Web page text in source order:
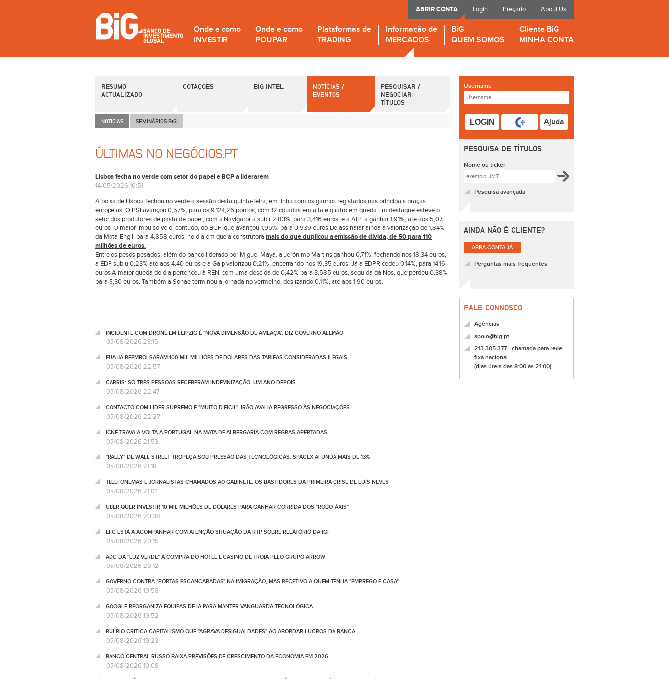
Login Preçário About Us
ABRIR CONTA
Onde e como
INVESTIR
Onde e como
POUPAR
Plataformas de
TRADING
Informação de
MERCADOS
BiG
QUEM SOMOS
Cliente BiG
MINHA CONTA
RESUMO
ACTUALIZADO
COTAÇÕES BIG INTEL
NOTÍCIAS /
EVENTOS
PESQUISAR /
NEGOCIAR
TÍTULOS
NOTICIAS SEMINÁRIOS BiG
ÚLTIMAS NO NEGÓCIOS.PT
Lisboa fecha no verde com setor do papel e BCP a liderarem
14/05/2026 16:51
A bolsa de Lisboa fechou no verde a sessão desta quinta-feira, em linha com os ganhos registados nas principais praças
europeias. O PSI avançou 0,57%, para os 9.124,26 pontos, com 12 cotadas em alta e quatro em queda.Em destaque esteve o
setor dos produtores de pasta de papel, com a Navigator a subir 2,83%, para 3,416 euros, e a Altri a ganhar 1,91%, até aos 5,07
euros. O maior impulso veio, contudo, do BCP, que avançou 1,95%, para 0,939 euros.De assinalar ainda a valorização de 1,84%
da Mota-Engil, para 4,858 euros, no dia em que a construtora mais do que duplicou a emissão de dívida, de 50 para 110
milhões de euros.
Entre os pesos pesados, além do banco liderado por Miguel Maya, a Jerónimo Martins ganhou 0,71%, fechando nos 18,34 euros,
a EDP subiu 0,23% até aos 4,40 euros e a Galp valorizou 0,21%, encerrando nos 19,35 euros. Já a EDPR cedeu 0,14%, para 14,16
euros.A maior queda do dia pertenceu à REN, com uma descida de 0,42% para 3,585 euros, seguida da Nos, que perdeu 0,38%,
para 5,30 euros. Também a Sonae terminou a jornada no vermelho, deslizando 0,11%, até aos 1,90 euros.
INCIDENTE COM DRONE EM LEIPZIG É "NOVA DIMENSÃO DE AMEAÇA", DIZ GOVERNO ALEMÃO
05/08/2026 23:15
EUA JÁ REEMBOLSARAM 100 MIL MILHÕES DE DÓLARES DAS TARIFAS CONSIDERADAS ILEGAIS
05/08/2026 22:57
CARRIS: SÓ TRÊS PESSOAS RECEBERAM INDEMNIZAÇÃO, UM ANO DEPOIS
05/08/2026 22:47
CONTACTO COM LÍDER SUPREMO É "MUITO DIFÍCIL". IRÃO AVALIA REGRESSO ÀS NEGOCIAÇÕES
05/08/2026 22:27
ICNF TRAVA A VOLTA A PORTUGAL NA MATA DE ALBERGARIA COM REGRAS APERTADAS
05/08/2026 21:53
"RALLY" DE WALL STREET TROPEÇA SOB PRESSÃO DAS TECNOLÓGICAS. SPACEX AFUNDA MAIS DE 13%
05/08/2026 21:18
TELEFONEMAS E JORNALISTAS CHAMADOS AO GABINETE. OS BASTIDORES DA PRIMEIRA CRISE DE LUÍS NEVES
05/08/2026 21:01
UBER QUER INVESTIR 10 MIL MILHÕES DE DÓLARES PARA GANHAR CORRIDA DOS "ROBOTÁXIS"
05/08/2026 20:38
ERC ESTÁ A ACOMPANHAR COM ATENÇÃO SITUAÇÃO DA RTP SOBRE RELATÓRIO DA IGF
05/08/2026 20:15
ADC DÁ "LUZ VERDE" À COMPRA DO HOTEL E CASINO DE TROIA PELO GRUPO ARROW
05/08/2026 20:12
GOVERNO CONTRA "PORTAS ESCANCARADAS" NA IMIGRAÇÃO, MAS RECETIVO A QUEM TENHA "EMPREGO E CASA"
05/08/2026 19:58
GOOGLE REORGANIZA EQUIPAS DE IA PARA MANTER VANGUARDA TECNOLÓGICA
05/08/2026 19:52
RUI RIO CRITICA CAPITALISMO QUE "AGRAVA DESIGUALDADES" AO ABORDAR LUCROS DA BANCA
05/08/2026 19:23
BANCO CENTRAL RUSSO BAIXA PREVISÕES DE CRESCIMENTO DA ECONOMIA EM 2026
05/08/2026 19:08
Username
LOGIN Ajuda
PESQUISA DE TÍTULOS
Nome ou ticker
Pesquisa avançada
AINDA NÃO É CLIENTE?
ABRA CONTA JÁ
Perguntas mais frequentes
FALE CONNOSCO
Agências
apoio@big.pt
213 305 377 - chamada para rede
fixa nacional
(dias úteis das 8:00 às 21:00)